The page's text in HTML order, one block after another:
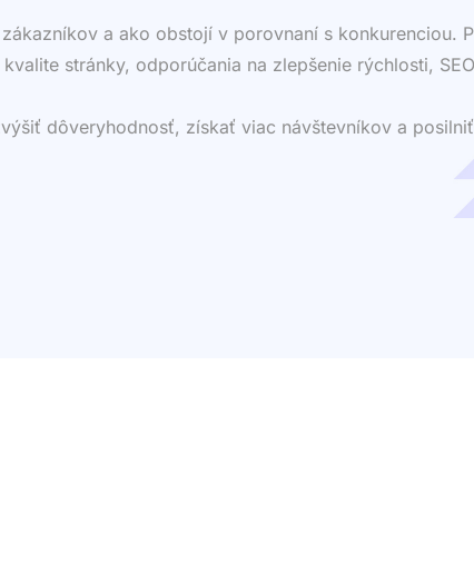
a ako obstojí v porovnaní s konkurenciou.
stránky, odporúčania na zlepšenie rýchlosti,
dôveryhodnosť, získať viac návštevníkov a